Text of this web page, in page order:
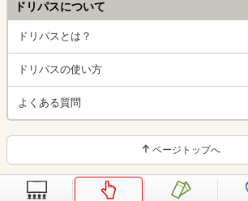
ドリパスについて
ドリパスとは？
ドリパスの使い方
よくある質問
ページトップへ